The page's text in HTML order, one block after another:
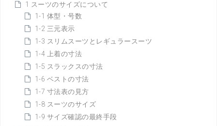
1 スーツのサイズについて
1-1 体型・号数
1-2 三元表示
1-3 スリムスーツとレギュラースーツ
1-4 上着の寸法
1-5 スラックスの寸法
1-6 ベストの寸法
1-7 寸法表の見方
1-8 スーツのサイズ
1-9 サイズ確認の最終手段